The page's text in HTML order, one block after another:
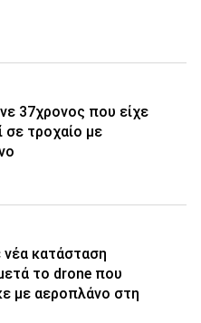
37χρονος που είχε
σε τροχαίο με
κατάσταση
το drone που
με αεροπλάνο στη